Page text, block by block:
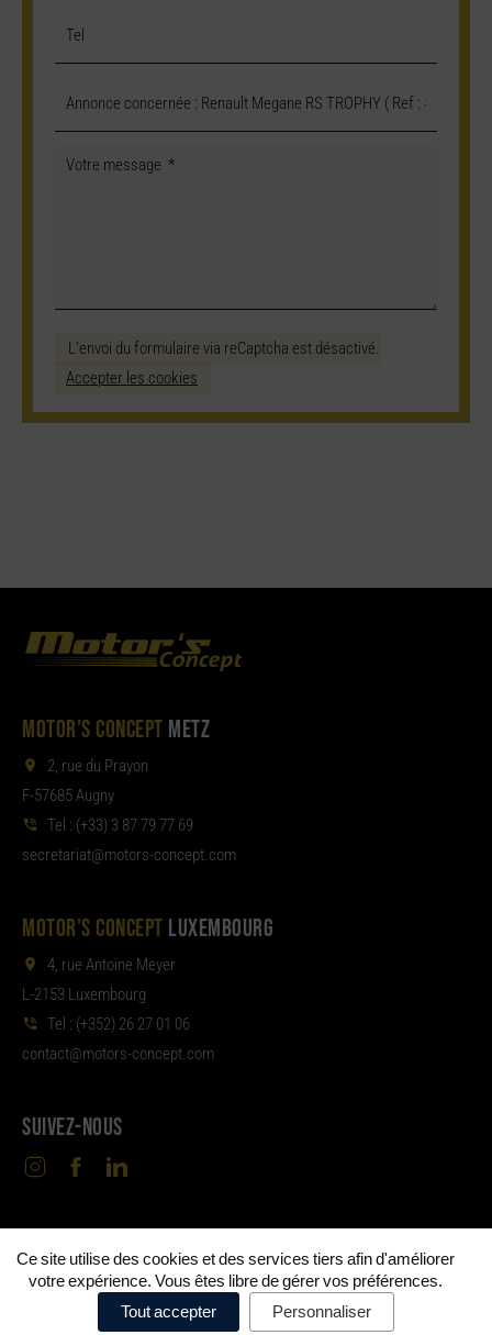
L'envoi du formulaire via reCaptcha est désactivé.
Accepter les cookies
MOTOR'S CONCEPT METZ
2, rue du Prayon
F-57685 Augny
Tel : (+33) 3 87 79 77 69
moc.tpecnoc-sro
tom@tair
aterces
MOTOR'S CONCEPT LUXEMBOURG
4, rue Antoine Meyer
L-2153 Luxembourg
Tel : (+352) 26 27 01 06
moc.tpecnoc-sro
tom@tcat
noc
SUIVEZ-NOUS
©Motor's Concept Metz & Luxembourg •
Mentions
Politique de confidentialité • Politique de cookies
Préférences de cookies
Ce site utilise des cookies et des services tiers afin d'améliorer
votre expérience. Vous êtes libre de gérer vos préférences.
Tout accepter
Personnaliser